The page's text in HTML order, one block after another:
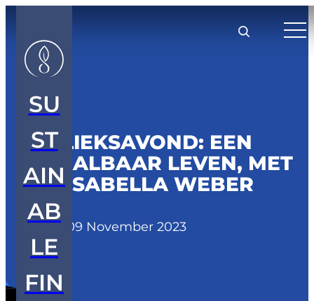
SU
ST
AIN
AB
LE
FIN
PUBLIEKSAVOND: EEN
BETAALBAAR LEVEN, MET
O.A. ISABELLA WEBER
Media/ 09 November 2023